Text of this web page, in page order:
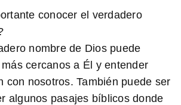
conocer el verdadero
nombre de Dios puede
cercanos a Él y entender
con nosotros. También puede ser
algunos pasajes bíblicos donde